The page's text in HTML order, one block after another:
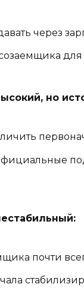
через
но
почти